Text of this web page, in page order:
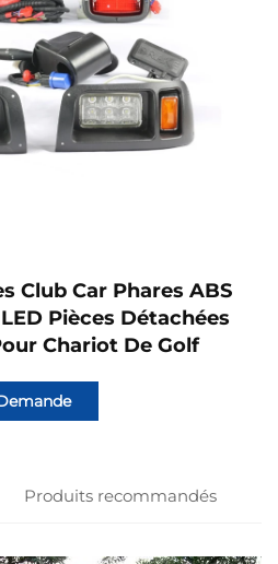
Club Car Phares ABS
Pièces Détachées
Chariot De Golf
Produits recommandés